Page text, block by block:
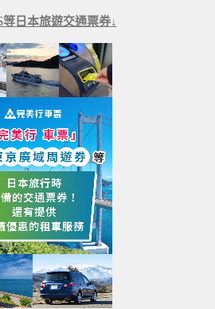
等日本旅遊交通票券↓